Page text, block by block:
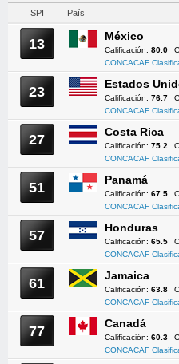
SPI País
13 México
Calificación: 80.0
CONCACAF
23 Estados
Calificación: 76.7
CONCACAF
27 Costa Rica
Calificación: 75.2
CONCACAF
51 Panamá
Calificación: 67.5
CONCACAF
57 Honduras
Calificación: 65.5
CONCACAF
61 Jamaica
Calificación: 63.8
CONCACAF
77 Canadá
Calificación: 60.3
CONCACAF